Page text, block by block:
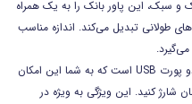
سبک، این پاور بانک را به یک همراه
طولانی تبدیل می‌کند. اندازه مناسب
پورت USB است که به شما این امکان
شارژ کنید. این ویژگی به ویژه در